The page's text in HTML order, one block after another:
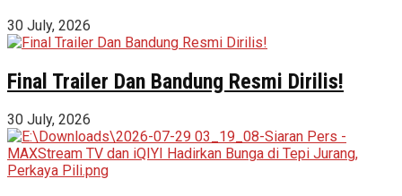
30 July, 2026
Final Trailer Dan Bandung Resmi Dirilis!
30 July, 2026